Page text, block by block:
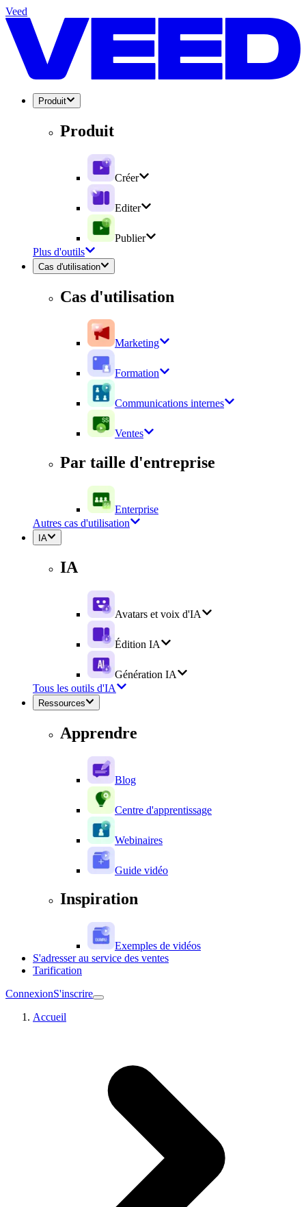
Veed
Produit
Produit
Créer
Editer
Publier
Plus d'outils
Cas d'utilisation
Cas d'utilisation
Marketing
Formation
Communications internes
Ventes
Par taille d'entreprise
Enterprise
Autres cas d'utilisation
IA
IA
Avatars et voix d'IA
Édition IA
Génération IA
Tous les outils d'IA
Ressources
Apprendre
Blog
Centre d'apprentissage
Webinaires
Guide vidéo
Inspiration
Exemples de vidéos
S'adresser au service des ventes
Tarification
ConnexionS'inscrire
Accueil